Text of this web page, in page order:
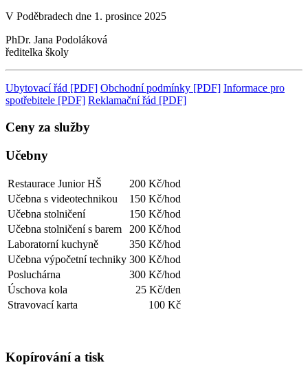
V Poděbradech dne 1. prosince 2025
PhDr. Jana Podoláková
ředitelka školy
Ubytovací řád [PDF] Obchodní podmínky [PDF] Informace pro
spotřebitele [PDF] Reklamační řád [PDF]
Ceny za služby
Učebny
Restaurace Junior HŠ
200 Kč/hod
Učebna s videotechnikou
150 Kč/hod
Učebna stolničení
150 Kč/hod
Učebna stolničení s barem
200 Kč/hod
Laboratorní kuchyně
350 Kč/hod
Učebna výpočetní techniky 300 Kč/hod
Posluchárna
300 Kč/hod
Úschova kola
25 Kč/den
Stravovací karta
100 Kč
Kopírování a tisk